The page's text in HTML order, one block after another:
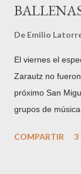
De Emilio
El viernes el
Zarautz no
próximo San
grupos de
agosto. En esta
COMPARTIR 3